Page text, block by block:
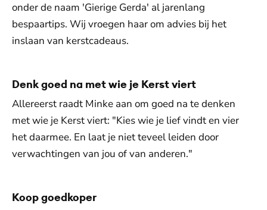
onder de naam 'Gierige Gerda' al jarenlang
bespaartips. Wij vroegen haar om advies bij het
inslaan van kerstcadeaus.
Denk goed na met wie je Kerst viert
Allereerst raadt Minke aan om goed na te denken
met wie je Kerst viert: "Kies wie je lief vindt en vier
het daarmee. En laat je niet teveel leiden door
verwachtingen van jou of van anderen."
Koop goedkoper